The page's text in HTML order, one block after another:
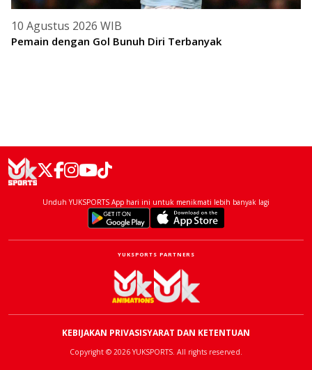
10 Agustus 2026 WIB
Pemain dengan Gol Bunuh Diri Terbanyak
Unduh YUKSPORTS App hari ini untuk menikmati lebih banyak lagi
YUKSPORTS PARTNERS
KEBIJAKAN PRIVASISYARAT DAN KETENTUAN
Copyright © 2026 YUKSPORTS. All rights reserved.